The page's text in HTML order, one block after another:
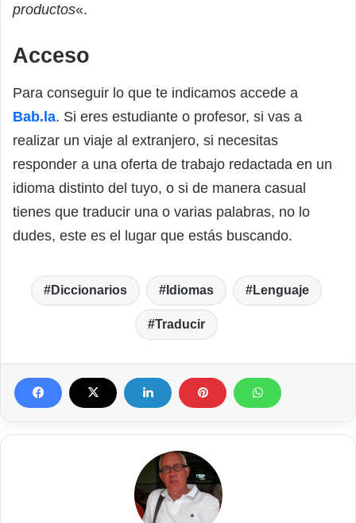
productos«.
Acceso
Para conseguir lo que te indicamos accede a
Bab.la. Si eres estudiante o profesor, si vas a
realizar un viaje al extranjero, si necesitas
responder a una oferta de trabajo redactada en un
idioma distinto del tuyo, o si de manera casual
tienes que traducir una o varias palabras, no lo
dudes, este es el lugar que estás buscando.
Diccionarios Idiomas Lenguaje
Traducir